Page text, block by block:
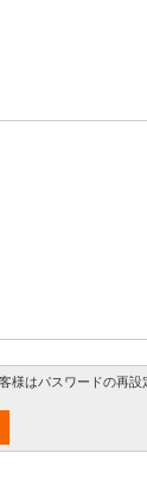
はパスワードの再設